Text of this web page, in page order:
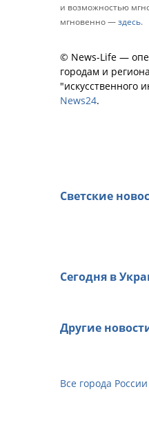
и возможностью
мгновенно —здесь.
© News-Life —
городам и
"искусственного
News24.
Светские
Сегодня в
Другие
Все города